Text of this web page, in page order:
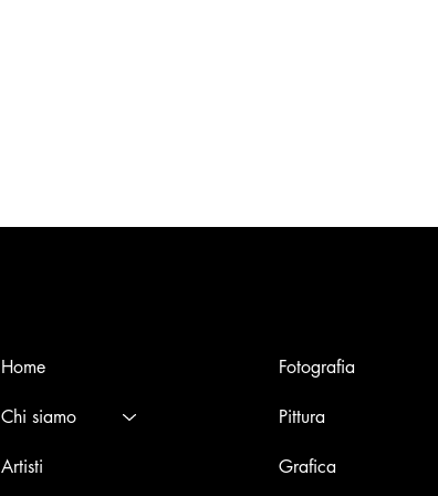
Home
Chi siamo
Artisti
Fotografia
Pittura
Grafica